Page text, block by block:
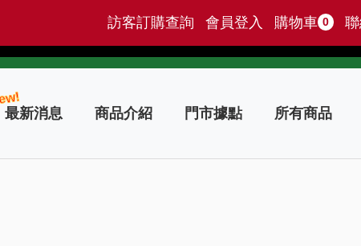
訪客訂購查詢 會員登入 購物車 0
最新消息 商品介紹 門市據點 所有商品